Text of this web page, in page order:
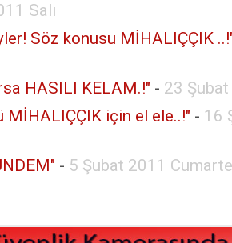
Salı
Söz konusu MİHALIÇÇIK
HASILI KELAM.!" - 23
MİHALIÇÇIK için el ele..!" - 16
- 5 Şubat 2011